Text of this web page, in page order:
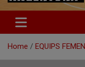
Home EQUIPS